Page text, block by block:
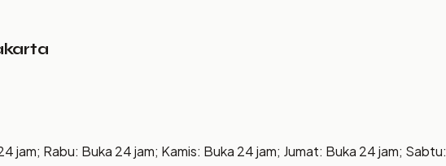
jam; Rabu: Buka 24 jam; Kamis: Buka 24 jam; Jumat: Buka 24 jam; Sabtu: